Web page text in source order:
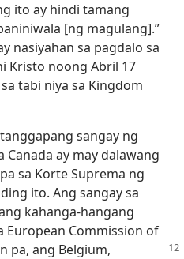
ito ay hindi tamang
[ng magulang].”
nasiyahan sa pagdalo sa
Kristo noong Abril 17
tabi niya sa Kingdom
sangay ng
Canada ay may dalawang
sa Korte Suprema ng
ito. Ang sangay sa
kahanga-hangang
European Commission of
pa, ang Belgium,